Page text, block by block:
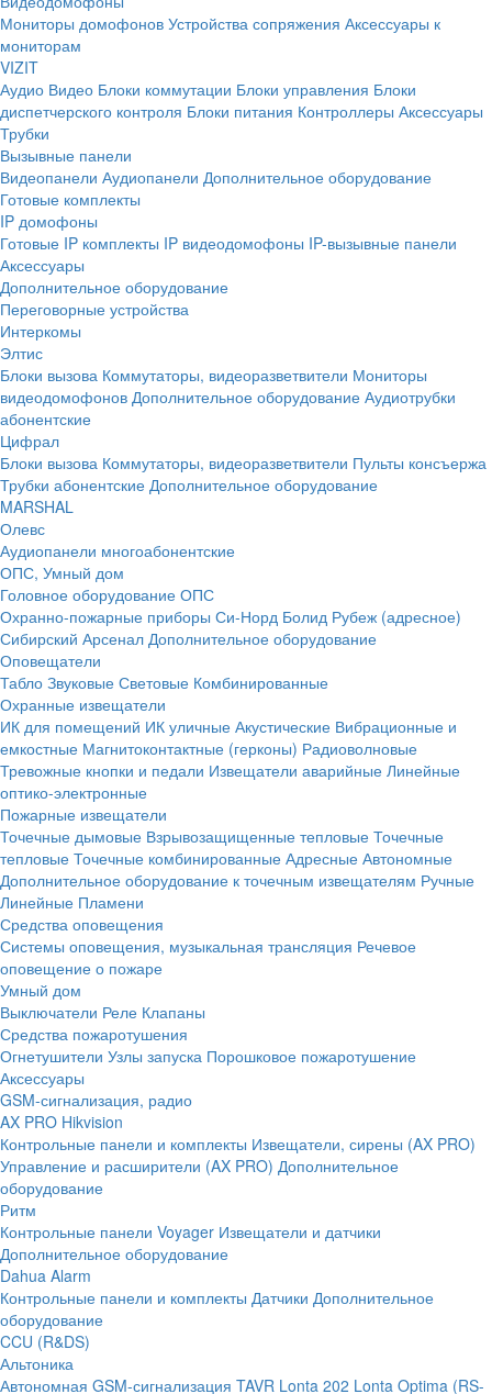
Мониторы домофонов Устройства сопряжения Аксессуары к
мониторам
VIZIT
Аудио Видео Блоки коммутации Блоки управления Блоки
диспетчерского контроля Блоки питания Контроллеры Аксессуары
Трубки
Вызывные панели
Видеопанели Аудиопанели Дополнительное оборудование
Готовые комплекты
IP домофоны
Готовые IP комплекты IP видеодомофоны IP-вызывные панели
Аксессуары
Дополнительное оборудование
Переговорные устройства
Интеркомы
Элтис
Блоки вызова Коммутаторы, видеоразветвители Мониторы
видеодомофонов Дополнительное оборудование Аудиотрубки
абонентские
Цифрал
Блоки вызова Коммутаторы, видеоразветвители Пульты консъержа
Трубки абонентские Дополнительное оборудование
MARSHAL
Олевс
Аудиопанели многоабонентские
ОПС, Умный дом
Головное оборудование ОПС
Охранно-пожарные приборы Си-Норд Болид Рубеж (адресное)
Сибирский Арсенал Дополнительное оборудование
Оповещатели
Табло Звуковые Световые Комбинированные
Охранные извещатели
ИК для помещений ИК уличные Акустические Вибрационные и
емкостные Магнитоконтактные (герконы) Радиоволновые
Тревожные кнопки и педали Извещатели аварийные Линейные
оптико-электронные
Пожарные извещатели
Точечные дымовые Взрывозащищенные тепловые Точечные
тепловые Точечные комбинированные Адресные Автономные
Дополнительное оборудование к точечным извещателям Ручные
Линейные Пламени
Средства оповещения
Системы оповещения, музыкальная трансляция Речевое
оповещение о пожаре
Умный дом
Выключатели Реле Клапаны
Средства пожаротушения
Огнетушители Узлы запуска Порошковое пожаротушение
Аксессуары
GSM-сигнализация, радио
AX PRO Hikvision
Контрольные панели и комплекты Извещатели, сирены (AX PRO)
Управление и расширители (AX PRO) Дополнительное
оборудование
Ритм
Контрольные панели Voyager Извещатели и датчики
Дополнительное оборудование
Dahua Alarm
Контрольные панели и комплекты Датчики Дополнительное
оборудование
CCU (R&DS)
Альтоника
Автономная GSM-сигнализация TAVR Lonta 202 Lonta Optima (RS-